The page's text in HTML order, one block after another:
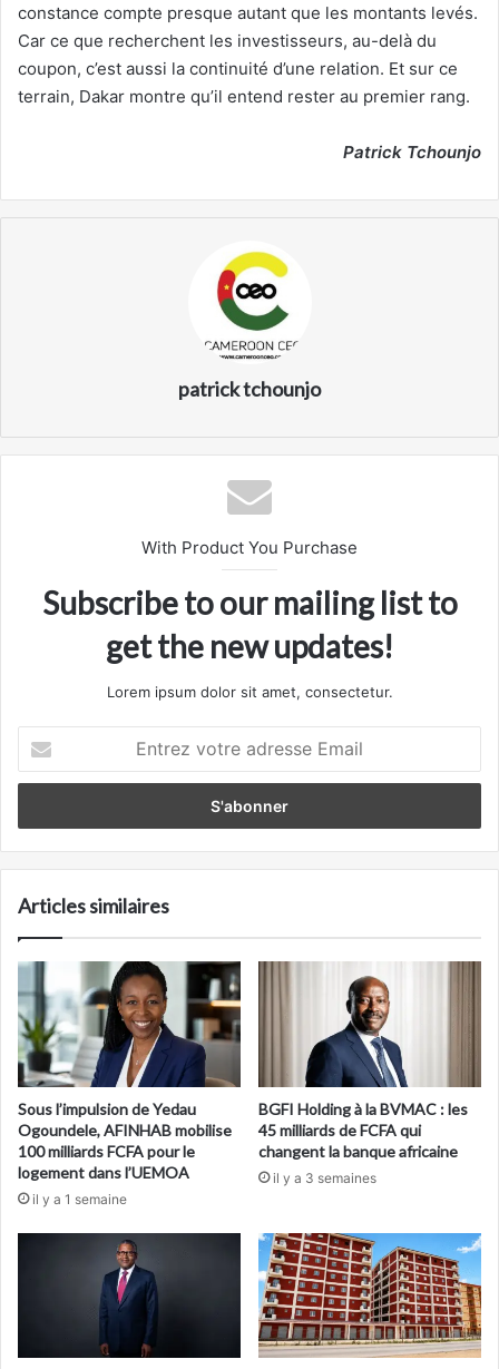
constance compte presque autant que les montants levés.
Car ce que recherchent les investisseurs, au-delà du
coupon, c’est aussi la continuité d’une relation. Et sur ce
terrain, Dakar montre qu’il entend rester au premier rang.
Patrick Tchounjo
patrick tchounjo
With Product You Purchase
Subscribe to our mailing list to
get the new updates!
Lorem ipsum dolor sit amet, consectetur.
votre
adresse
Articles similaires
Sous l’impulsion de Yedau
Ogoundele, AFINHAB mobilise
100 milliards FCFA pour le
logement dans l’UEMOA
il y a 1 semaine
BGFI Holding à la BVMAC : les
45 milliards de FCFA qui
changent la banque africaine
il y a 3 semaines